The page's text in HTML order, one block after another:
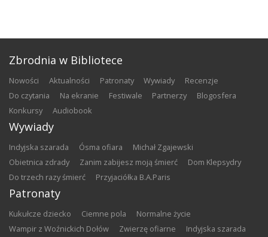
Zbrodnia w Bibliotece
nowości aktualności patronaty wywiady
recenzje
do czytania
na ekranie festiwale partnerzy
blogosfera
konkursy
audiobook
Wywiady
Indyjska szarada Ósma ofiara
Michał Zgajewski
Obietnica zdrady
Zanim zabijesz moją śmierć
Dom Klepsydry
Do trzech razy śmierć
Przyjaciółka B.A.Paris
Patronaty
Kukułcze dziecko Ciemne pola
Normalne życie
Wampir z Woźnickich Dołów
Zwierzę ofiarne
Indyjska szarada